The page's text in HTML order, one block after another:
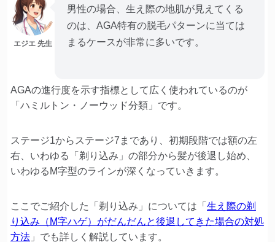
エジエ 先生
男性の場合、生え際の地肌が見えてくる
のは、AGA特有の脱毛パターンに当ては
まるケースが非常に多いです。
AGAの進行度を示す指標として広く使われているのが
「ハミルトン・ノーウッド分類」です。
ステージ1からステージ7まであり、初期段階では額の左
右、いわゆる「剃り込み」の部分から髪が後退し始め、
いわゆるM字型のラインが深くなっていきます。
ここでご紹介した「剃り込み」については「 生え際の剃
り込み（M字ハゲ）がだんだんと後退してきた場合の対処
方法 」でも詳しく解説しています。